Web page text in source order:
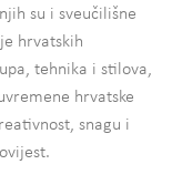
su i sveučilišne
hrvatskih
tehnika i stilova,
hrvatske
snagu i